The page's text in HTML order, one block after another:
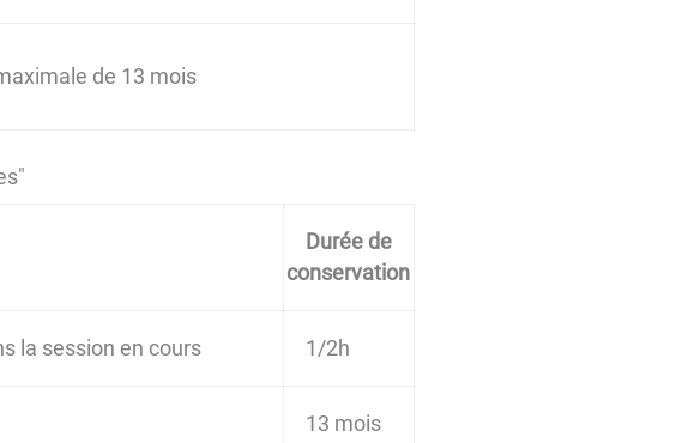
de 13 mois
Durée de
conservation
la session en cours 1/2h
13 mois